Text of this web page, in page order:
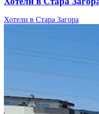
Хотели в Стара Загора